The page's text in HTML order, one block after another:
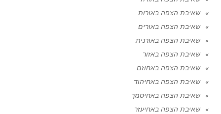
שאיבת הצפה באורות
שאיבת הצפה באורים
שאיבת הצפה באורנית
שאיבת הצפה באזור
שאיבת הצפה באחוזם
שאיבת הצפה באחיהוד
שאיבת הצפה באחיסמך
שאיבת הצפה באחיעזר